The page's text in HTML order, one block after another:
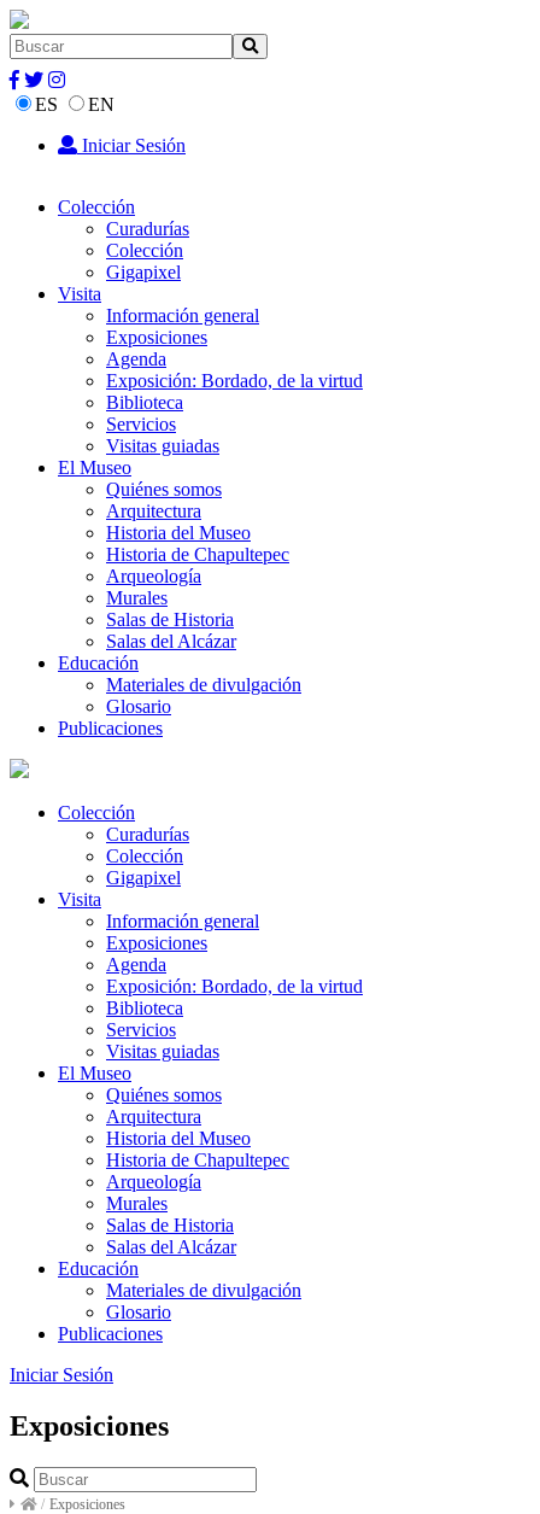
ES
EN
Iniciar Sesión
Colección
Curadurías
Colección
Gigapixel
Visita
Información general
Exposiciones
Agenda
Exposición: Bordado, de la virtud
Biblioteca
Servicios
Visitas guiadas
El Museo
Quiénes somos
Arquitectura
Historia del Museo
Historia de Chapultepec
Arqueología
Murales
Salas de Historia
Salas del Alcázar
Educación
Materiales de divulgación
Glosario
Publicaciones
Colección
Curadurías
Colección
Gigapixel
Visita
Información general
Exposiciones
Agenda
Exposición: Bordado, de la virtud
Biblioteca
Servicios
Visitas guiadas
El Museo
Quiénes somos
Arquitectura
Historia del Museo
Historia de Chapultepec
Arqueología
Murales
Salas de Historia
Salas del Alcázar
Educación
Materiales de divulgación
Glosario
Publicaciones
Iniciar Sesión
Exposiciones
/ Exposiciones